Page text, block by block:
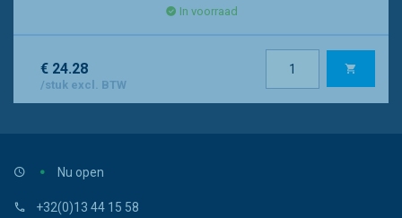
In voorraad
€ 24.28
/stuk excl. BTW
Nu open
+32(0)13 44 15 58